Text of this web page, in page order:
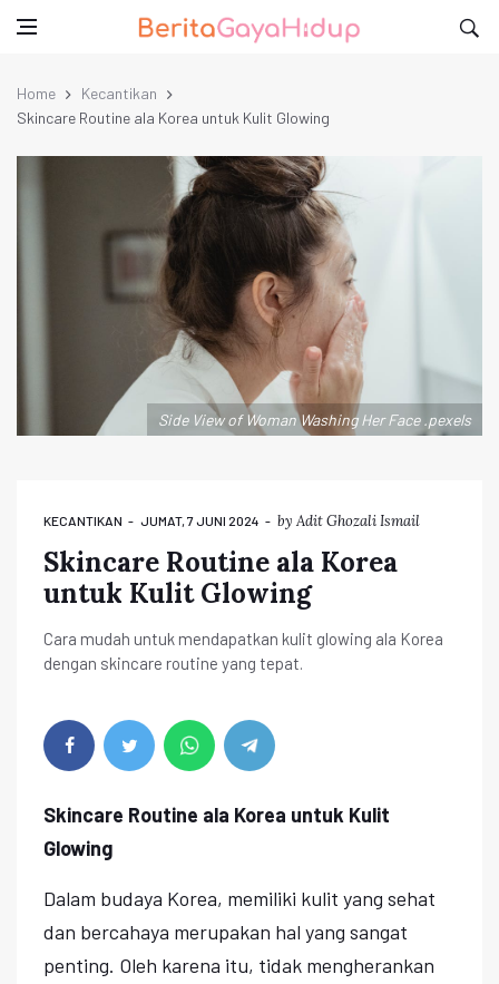
Home
Kecantikan
Skincare Routine ala Korea untuk Kulit Glowing
Side View of Woman Washing Her Face .pexels
KECANTIKAN JUMAT, 7 JUNI 2024 by Adit Ghozali Ismail
Skincare Routine ala Korea
untuk Kulit Glowing
Cara mudah untuk mendapatkan kulit glowing ala Korea
dengan skincare routine yang tepat.
Skincare Routine ala Korea untuk Kulit
Glowing
Dalam budaya Korea, memiliki kulit yang sehat
dan bercahaya merupakan hal yang sangat
penting. Oleh karena itu, tidak mengherankan